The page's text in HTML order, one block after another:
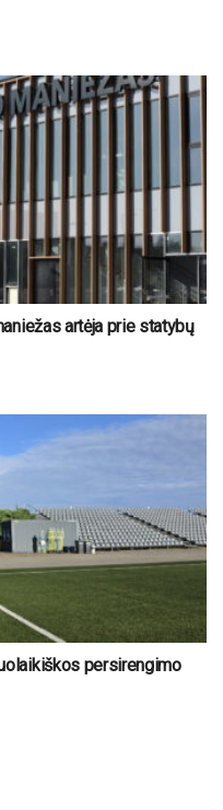
artėja prie statybų
persirengimo